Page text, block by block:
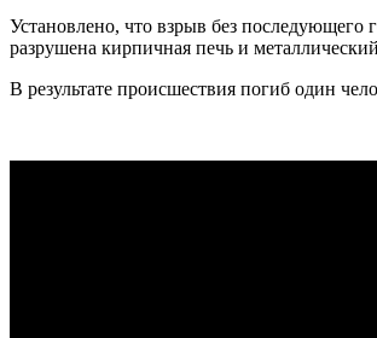
Установлено, что взрыв без последующего
разрушена кирпичная печь и
В результате происшествия погиб один